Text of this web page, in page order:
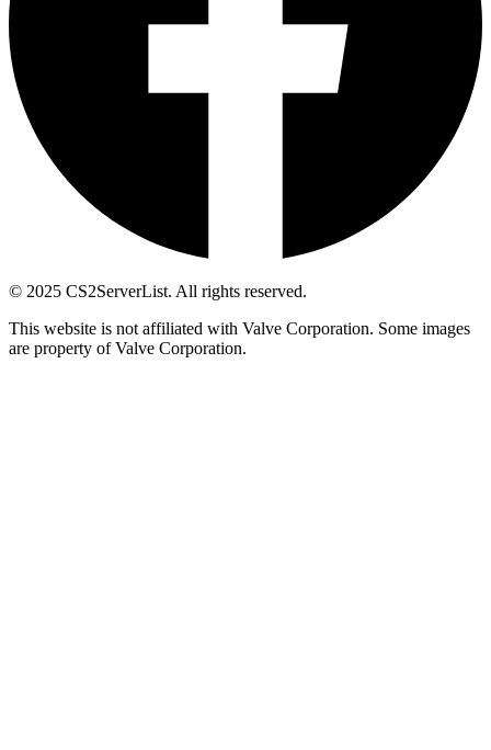
© 2025 CS2ServerList. All rights reserved.
This website is not affiliated with Valve Corporation. Some images
are property of Valve Corporation.